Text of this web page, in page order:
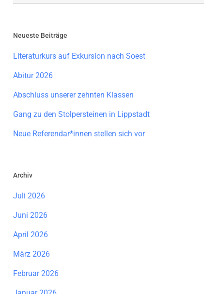
Neueste Beiträge
Literaturkurs auf Exkursion nach Soest
Abitur 2026
Abschluss unserer zehnten Klassen
Gang zu den Stolpersteinen in Lippstadt
Neue Referendar*innen stellen sich vor
Archiv
Juli 2026
Juni 2026
April 2026
März 2026
Februar 2026